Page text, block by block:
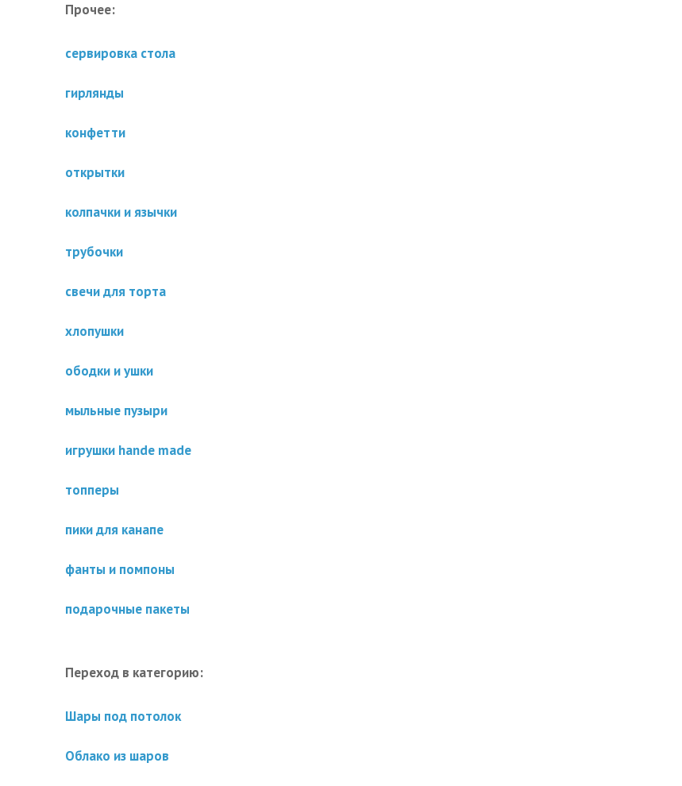
Прочее:
сервировка стола
гирлянды
конфетти
открытки
колпачки и язычки
трубочки
свечи для торта
хлопушки
ободки и ушки
мыльные пузыри
игрушки hande made
топперы
пики для канапе
фанты и помпоны
подарочные пакеты
Переход в категорию:
Шары под потолок
Облако из шаров